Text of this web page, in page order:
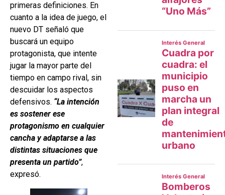
primeras definiciones. En
cuanto a la idea de juego, el
nuevo DT señaló que
buscará un equipo
protagonista, que intente
jugar la mayor parte del
tiempo en campo rival, sin
descuidar los aspectos
defensivos. “La intención
es sostener ese
protagonismo en cualquier
cancha y adaptarse a las
distintas situaciones que
presenta un partido”,
expresó.